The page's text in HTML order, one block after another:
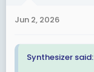
s
Jun 2, 2026
Synthesizer said: